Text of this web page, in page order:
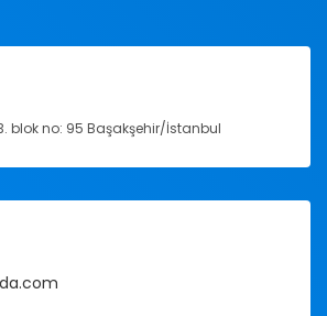
blok no: 95 Başakşehir/İstanbul